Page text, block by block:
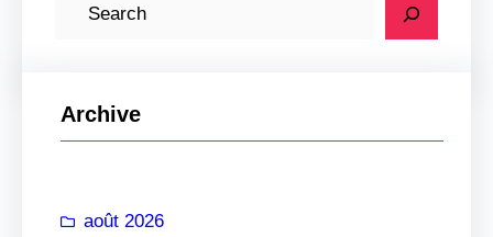
h
Archive
août 2026